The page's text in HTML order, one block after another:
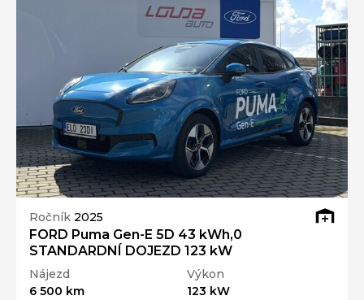
Ročník 2025
FORD Puma Gen-E 5D 43 kWh,0
STANDARDNÍ DOJEZD 123 kW
Nájezd
6 500 km
Výkon
123 kW